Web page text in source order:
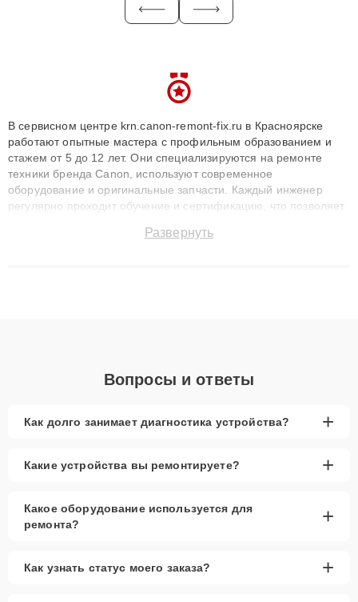
В сервисном центре krn.canon-remont-fix.ru в Красноярске
работают опытные мастера с профильным образованием и
стажем от 5 до 12 лет. Они специализируются на ремонте
техники бренда Canon, используют современное
оборудование и оригинальные запчасти. Каждый инженер
регулярно проходит обучение и сертификацию, что позволяет
технику с сохранением гарантии до 3 лет. Наши мастера
Развернуть
Вопросы и ответы
Как долго занимает диагностика устройства? +
Какие устройства вы ремонтируете? +
Какое оборудование используется для
ремонта?
+
Как узнать статус моего заказа? +